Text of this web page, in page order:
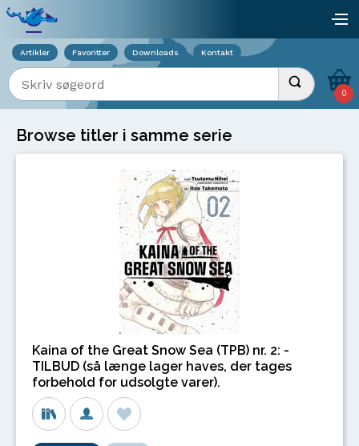
Artikler Favoritter Downloads Kontakt
Indtast søgeord Udfør søgning
0
Browse titler i samme serie
Kaina of the Great Snow Sea (TPB) nr. 2: -
TILBUD (så længe lager haves, der tages
forbehold for udsolgte varer).
Viser overlay for indkøbskurv